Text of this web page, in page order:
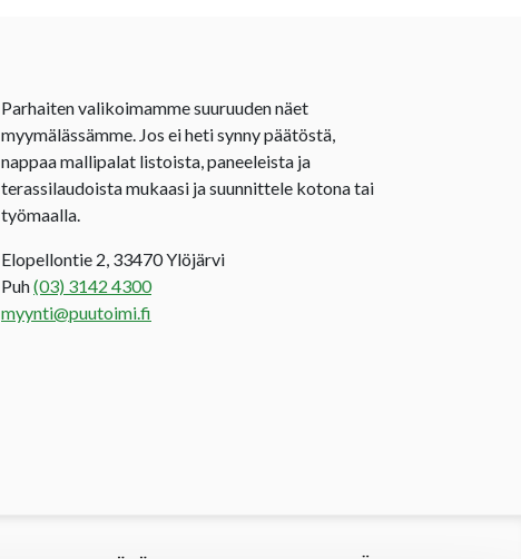
Parhaiten valikoimamme suuruuden näet
myymälässämme. Jos ei heti synny päätöstä,
nappaa mallipalat listoista, paneeleista ja
terassilaudoista mukaasi ja suunnittele kotona tai
työmaalla.
Elopellontie 2, 33470 Ylöjärvi
Puh(03) 3142 4300
myynti@puutoimi.fi